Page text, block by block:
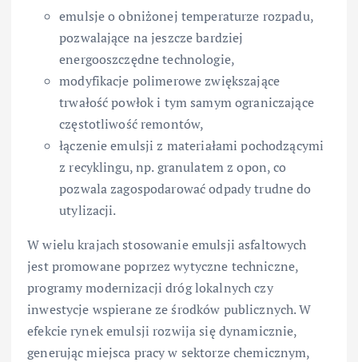
emulsje o obniżonej temperaturze rozpadu,
pozwalające na jeszcze bardziej
energooszczędne technologie,
modyfikacje polimerowe zwiększające
trwałość powłok i tym samym ograniczające
częstotliwość remontów,
łączenie emulsji z materiałami pochodzącymi
z recyklingu, np. granulatem z opon, co
pozwala zagospodarować odpady trudne do
utylizacji.
W wielu krajach stosowanie emulsji asfaltowych
jest promowane poprzez wytyczne techniczne,
programy modernizacji dróg lokalnych czy
inwestycje wspierane ze środków publicznych. W
efekcie rynek emulsji rozwija się dynamicznie,
generując miejsca pracy w sektorze chemicznym,